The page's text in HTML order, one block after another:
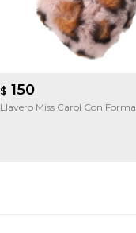
$ 150
Llavero Miss Carol Con Forma